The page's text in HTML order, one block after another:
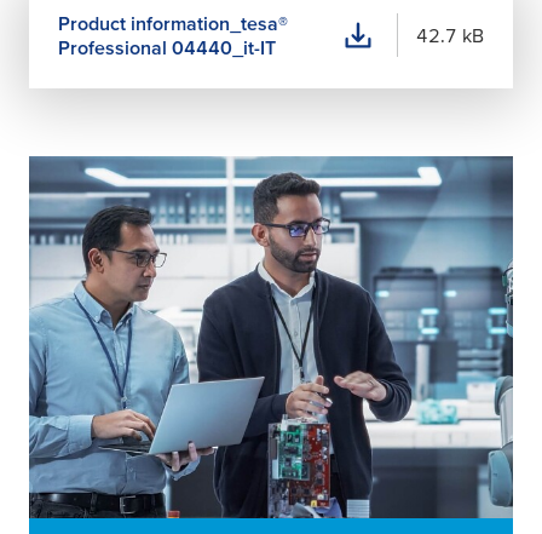
Product information_ tesa®
Professional 04440_it-IT
42.7 kB